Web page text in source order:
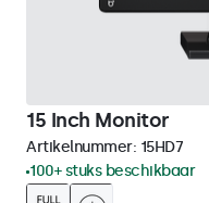
15 Inch Monitor
Artikelnummer: 15HD7
100+ stuks beschikbaar